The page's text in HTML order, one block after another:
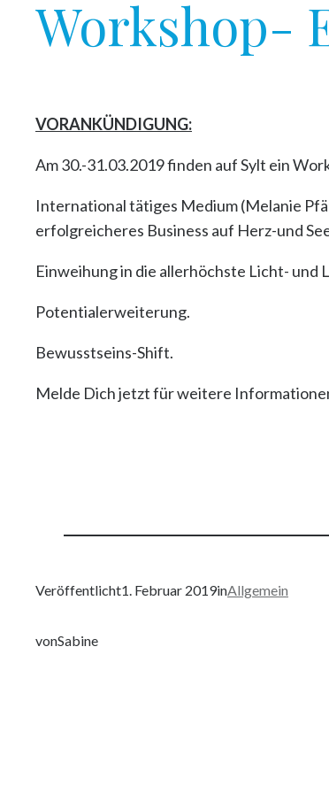
Workshop-
VORANKÜNDIGUNG:
Am 30.-31.03.2019 finden auf Sylt ein
International tätiges Medium (Melanie
erfolgreicheres Business auf Herz-und
Einweihung in die allerhöchste Licht-
Potentialerweiterung.
Bewusstseins-Shift.
Melde Dich jetzt für weitere
Veröffentlicht1. Februar 2019inAllgemein
vonSabine